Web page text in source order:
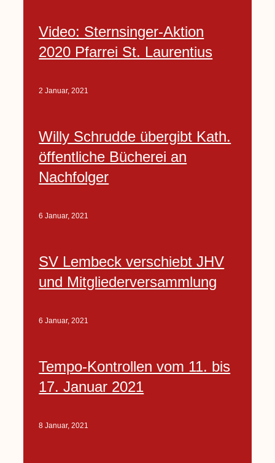
Video: Sternsinger-Aktion
2020 Pfarrei St. Laurentius
2 Januar, 2021
Willy Schrudde übergibt Kath.
öffentliche Bücherei an
Nachfolger
6 Januar, 2021
SV Lembeck verschiebt JHV
und Mitgliederversammlung
6 Januar, 2021
Tempo-Kontrollen vom 11. bis
17. Januar 2021
8 Januar, 2021